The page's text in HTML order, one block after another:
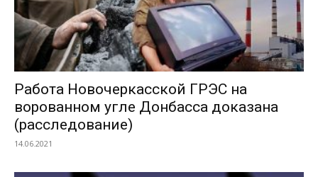
Работа Новочеркасской ГРЭС на
ворованном угле Донбасса доказана
(расследование)
14.06.2021